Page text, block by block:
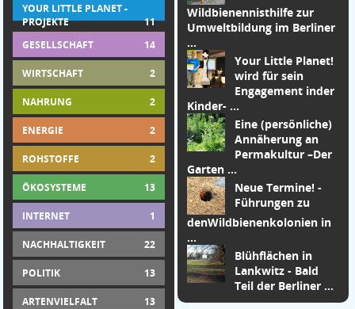
YOUR LITTLE PLANET -
PROJEKTE
11
GESELLSCHAFT
14
WIRTSCHAFT 2
NAHRUNG 2
ENERGIE 2
ROHSTOFFE 2
ÖKOSYSTEME 13
INTERNET 1
NACHHALTIGKEIT 22
POLITIK 13
ARTENVIELFALT 13
Wildbienennisthilfe zur
Umweltbildung im Berliner
...
Your Little Planet!
wird für sein
Engagement inder
Kinder- ...
Eine (persönliche)
Annäherung an
Permakultur –Der
Garten ...
Neue Termine! -
Führungen zu
denWildbienenkolonien in
...
Blühflächen in
Lankwitz - Bald
Teil der Berliner ...